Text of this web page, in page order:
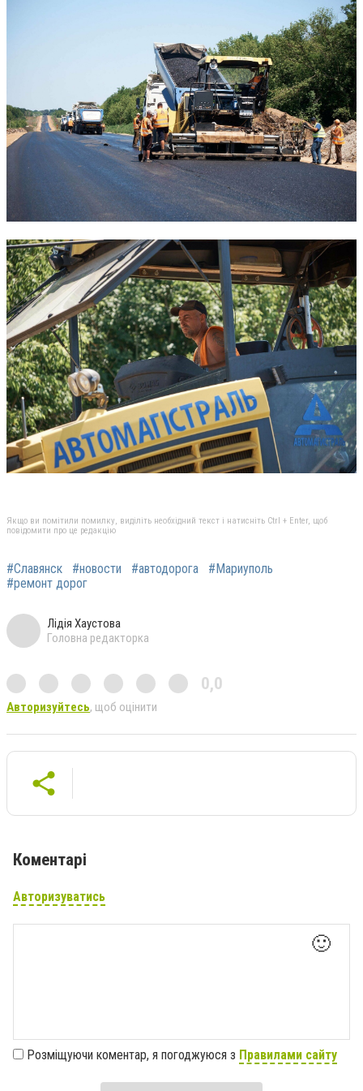
Якщо ви помітили помилку, виділіть необхідний текст і натисніть Ctrl + Enter, щоб
повідомити про це редакцію
#Славянск #новости #автодорога
#Мариуполь
#ремонт дорог
Лідія Хаустова
Головна редакторка
0,0
Авторизуйтесь, щоб оцінити
Коментарі
Авторизуватись
🙂
Розміщуючи коментар, я погоджуюся з Правилами сайту